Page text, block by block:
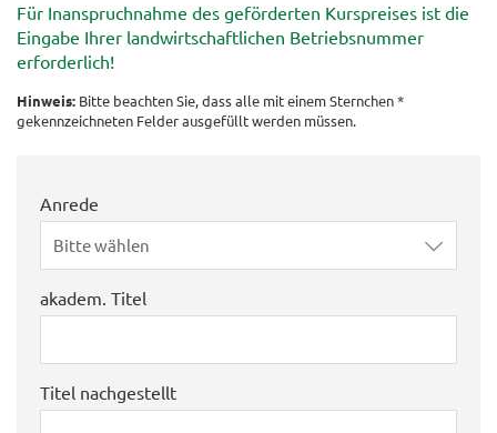
Für Inanspruchnahme des geförderten Kurspreises ist die
Eingabe Ihrer landwirtschaftlichen Betriebsnummer
erforderlich!
Hinweis: Bitte beachten Sie, dass alle mit einem Sternchen *
gekennzeichneten Felder ausgefüllt werden müssen.
Anrede
Bitte wählen
akadem. Titel
Titel nachgestellt